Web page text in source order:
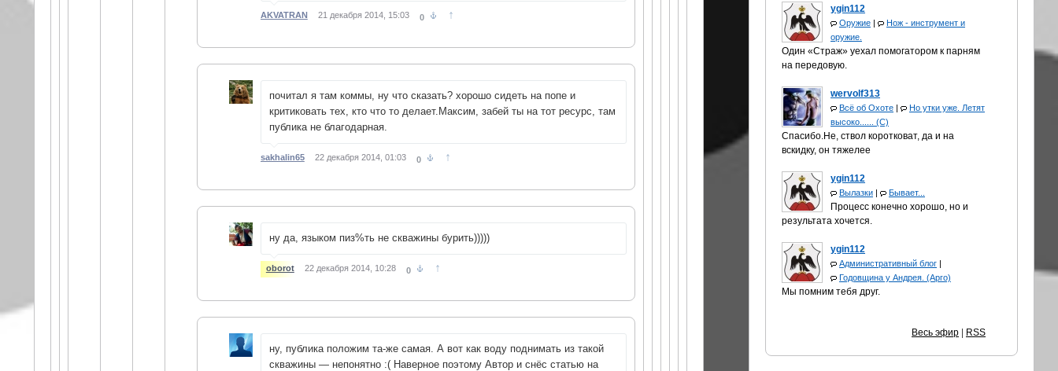
ygin112
Оружие |
Нож - инструмент и
оружие.
Один «Страж» уехал помогатором к парням
на передовую.
wervolf313
Всё об Охоте |
Но утки уже. Летят
высоко...... (С)
Спасибо.Не, ствол коротковат, да и на
вскидку, он тяжелее
ygin112
Вылазки | Бывает...
Процесс конечно хорошо, но и
результата хочется.
ygin112
Административный блог |
Годовщина у Андрея. (Арго)
Мы помним тебя друг.
Весь эфир RSS
AKVATRAN 21 декабря 2014, 15:03 0 ↑
почитал я там коммы, ну что сказать? хорошо сидеть на попе и
критиковать тех, кто что то делает.Максим, забей ты на тот ресурс, там
публика не благодарная.
sakhalin65 22 декабря 2014, 01:03 0 ↑
ну да, языком пиз%ть не скважины бурить)))))
oborot 22 декабря 2014, 10:28 0 ↑
ну, публика положим та-же самая. А вот как воду поднимать из такой
скважины — непонятно :( Наверное поэтому Автор и снёс статью на